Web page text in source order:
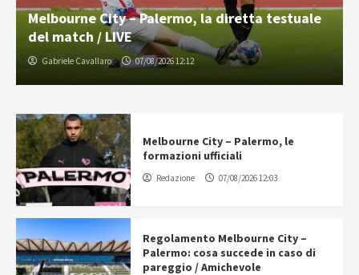
Melbourne City – Palermo, la diretta testuale
del match / LIVE
Gabriele Cavallaro 07/08/2026 12:12
Melbourne City – Palermo, le
formazioni ufficiali
Redazione 07/08/2026 12:03
Regolamento Melbourne City –
Palermo: cosa succede in caso di
pareggio / Amichevole